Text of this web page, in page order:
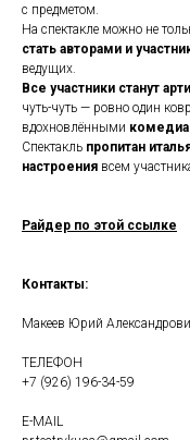
с предметом.
На спектакле можно не
стать авторами и
ведущих.
Все участники станут
чуть-чуть — ровно один
вдохновлёнными комедиа
Спектакль пропитан
настроения всем
Райдер по этой ссылке
Контакты:
Макеев Юрий
ТЕЛЕФОН
+7 (926) 196-34-59
E-MAIL